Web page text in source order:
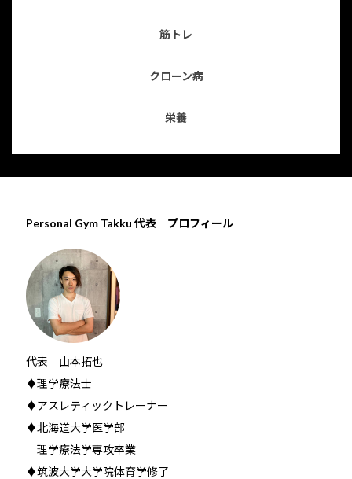
筋トレ
クローン病
栄養
Personal Gym Takku 代表 プロフィール
代表 山本拓也
♦理学療法士
♦アスレティックトレーナー
♦北海道大学医学部
理学療法学専攻卒業
♦筑波大学大学院体育学修了